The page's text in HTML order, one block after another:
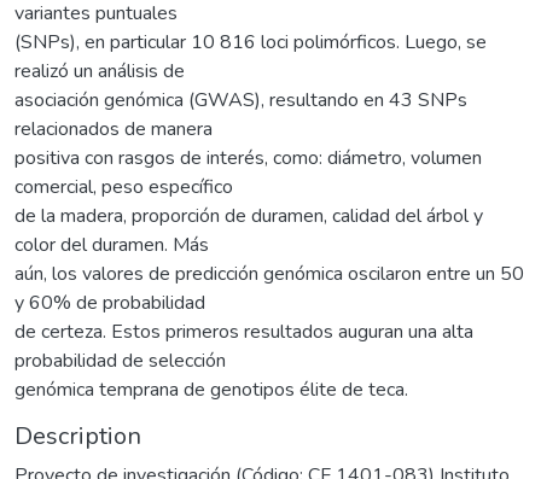
variantes puntuales
(SNPs), en particular 10 816 loci polimórficos. Luego, se
realizó un análisis de
asociación genómica (GWAS), resultando en 43 SNPs
relacionados de manera
positiva con rasgos de interés, como: diámetro, volumen
comercial, peso específico
de la madera, proporción de duramen, calidad del árbol y
color del duramen. Más
aún, los valores de predicción genómica oscilaron entre un 50
y 60% de probabilidad
de certeza. Estos primeros resultados auguran una alta
probabilidad de selección
genómica temprana de genotipos élite de teca.
Description